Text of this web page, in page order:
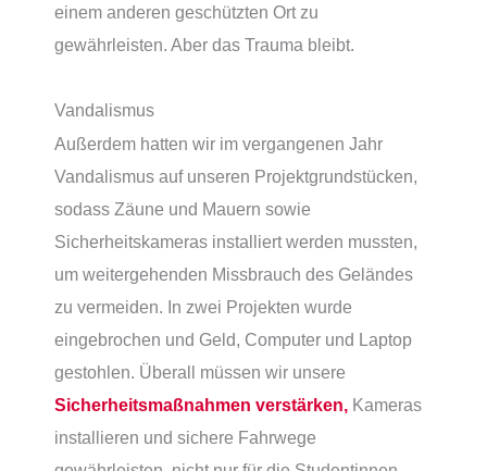
einem anderen geschützten Ort zu
gewährleisten. Aber das Trauma bleibt.
Vandalismus
Außerdem hatten wir im vergangenen Jahr
Vandalismus auf unseren Projektgrundstücken,
sodass Zäune und Mauern sowie
Sicherheitskameras installiert werden mussten,
um weitergehenden Missbrauch des Geländes
zu vermeiden. In zwei Projekten wurde
eingebrochen und Geld, Computer und Laptop
gestohlen. Überall müssen wir unsere
Sicherheitsmaßnahmen verstärken, Kameras
installieren und sichere Fahrwege